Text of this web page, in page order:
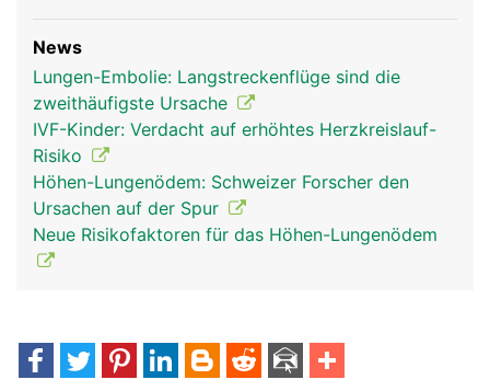
News
Lungen-Embolie: Langstreckenflüge sind die
zweithäufigste Ursache
IVF-Kinder: Verdacht auf erhöhtes Herzkreislauf-
Risiko
Höhen-Lungenödem: Schweizer Forscher den
Ursachen auf der Spur
Neue Risikofaktoren für das Höhen-Lungenödem